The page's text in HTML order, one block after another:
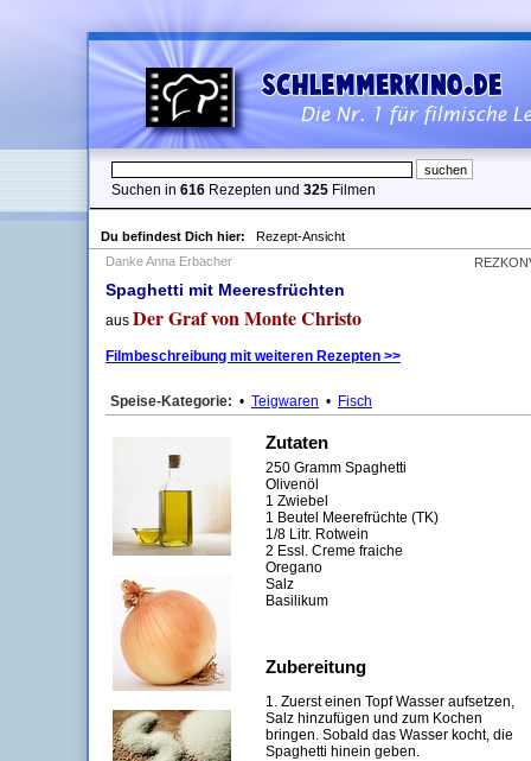
Suchen in 616 Rezepten und 325 Filmen
Du befindest Dich hier:
Rezept-Ansicht
Danke Anna Erbacher
Spaghetti mit Meeresfrüchten
aus Der Graf von Monte Christo
Filmbeschreibung mit weiteren Rezepten >>
Speise-Kategorie: • Teigwaren • Fisch
Zutaten
250 Gramm Spaghetti
Olivenöl
1 Zwiebel
1 Beutel Meerefrüchte (TK)
1/8 Litr. Rotwein
2 Essl. Creme fraiche
Oregano
Salz
Basilikum
Zubereitung
1. Zuerst einen Topf Wasser aufsetzen,
Salz hinzufügen und zum Kochen
bringen. Sobald das Wasser kocht, die
Spaghetti hinein geben.